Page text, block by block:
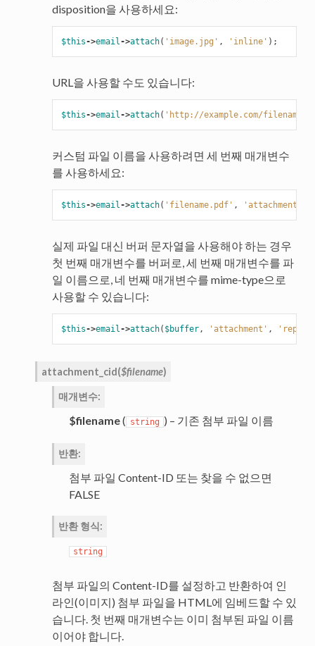
disposition을 사용하세요:
$this->email->attach( 'image.jpg' , 'inline' );
URL을 사용할 수도 있습니다:
$this->email->attach( 'http://example.com/
커스텀 파일 이름을 사용하려면 세 번째 매개변수
를 사용하세요:
$this->email->attach( 'filename.pdf' , 'attachment'
실제 파일 대신 버퍼 문자열을 사용해야 하는 경우
첫 번째 매개변수를 버퍼로, 세 번째 매개변수를 파
일 이름으로, 네 번째 매개변수를 mime-type으로
사용할 수 있습니다:
$this->email->attach( $buffer, 'attachment' ,
attachment_cid($filename)
매개변수:
$filename( string ) – 기존 첨부 파일 이름
반환:
첨부 파일 Content-ID 또는 찾을 수 없으면
FALSE
반환 형식:
string
첨부 파일의 Content-ID를 설정하고 반환하여 인
라인(이미지) 첨부 파일을 HTML에 임베드할 수 있
습니다. 첫 번째 매개변수는 이미 첨부된 파일 이름
이어야 합니다.